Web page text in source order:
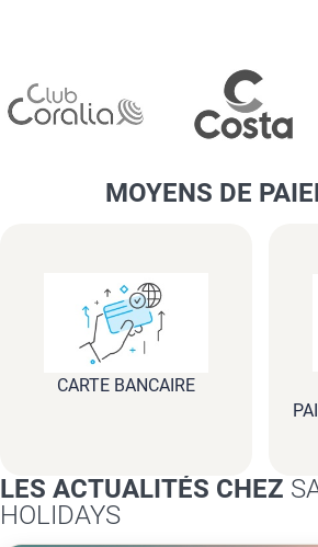
MOYENS DE
CARTE BANCAIRE
LES ACTUALITÉS CHEZ
HOLIDAYS